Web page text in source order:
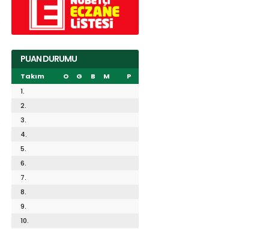
PUAN DURUMU
Takım O G B M
P
1.
2.
3.
4.
5.
6.
7.
8.
9.
10.